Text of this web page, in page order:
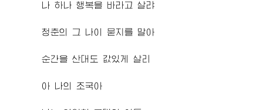
나 하나 행복을 바라고 살랴
청춘의 그 나이 묻지를 말아
순간을 산대도 값있게 살리
아 나의 조국아